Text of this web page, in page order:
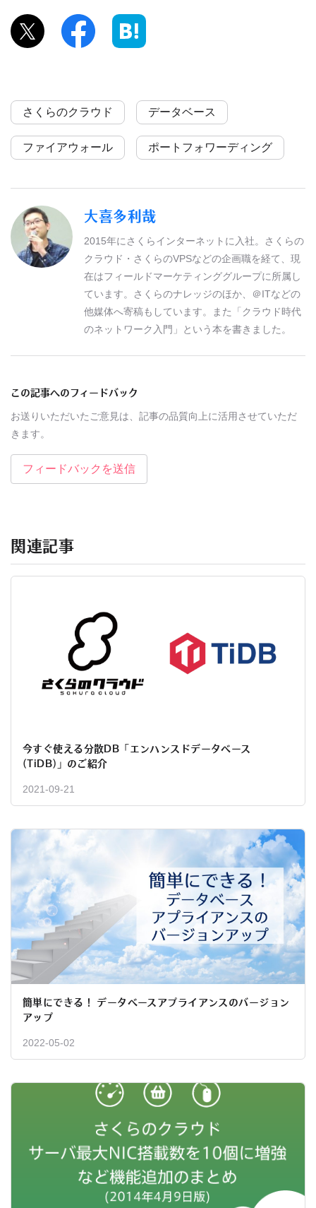
さくらのクラウド データベース
ファイアウォール ポートフォワーディング
大喜多利哉
2015年にさくらインターネットに入社。さくらの
クラウド・さくらのVPSなどの企画職を経て、現
在はフィールドマーケティンググループに所属し
ています。さくらのナレッジのほか、＠ITなどの
他媒体へ寄稿もしています。また「クラウド時代
のネットワーク入門」という本を書きました。
この記事へのフィードバック
お送りいただいたご意見は、記事の品質向上に活用させていただ
きます。
フィードバックを送信
関連記事
今すぐ使える分散DB​「エンハンスドデータベース
(TiDB)」のご紹介​
2021-09-21
簡単にできる！ データベースアプライアンスのバージョン
アップ
2022-05-02